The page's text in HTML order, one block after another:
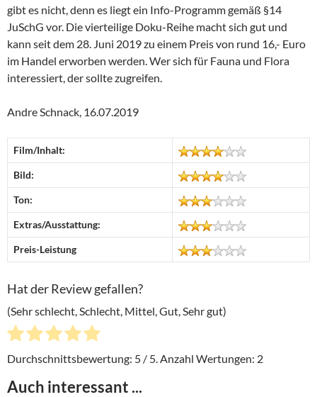
gibt es nicht, denn es liegt ein Info-Programm gemäß §14
JuSchG vor. Die vierteilige Doku-Reihe macht sich gut und
kann seit dem 28. Juni 2019 zu einem Preis von rund 16,- Euro
im Handel erworben werden. Wer sich für Fauna und Flora
interessiert, der sollte zugreifen.
Andre Schnack, 16.07.2019
Film/Inhalt:
Bild:
Ton:
Extras/Ausstattung:
Preis-Leistung
Hat der Review gefallen?
(Sehr schlecht, Schlecht, Mittel, Gut, Sehr gut)
Durchschnittsbewertung: 5 / 5. Anzahl Wertungen: 2
Auch interessant ...